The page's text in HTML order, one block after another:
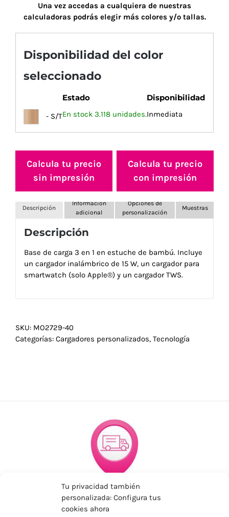
Tu privacidad también
personalizada: Configura tus
cookies ahora
Una vez accedas a cualquiera de nuestras
calculadoras podrás elegir más colores y/o tallas.
Disponibilidad del color
seleccionado
Estado Disponibilidad
- S/TEn stock 3.118 unidades.Inmediata
Calcula tu precio
sin impresión
Calcula tu precio
con impresión
Descripción
Información
adicional
Opciones de
personalización
Muestras
Descripción
Base de carga 3 en 1 en estuche de bambú. Incluye
un cargador inalámbrico de 15 W, un cargador para
smartwatch (solo Apple®) y un cargador TWS.
SKU: MO2729-40
Categorías: Cargadores personalizados, Tecnología
ENVÍOS ECONÓMICOS
Para Península, resto consultar